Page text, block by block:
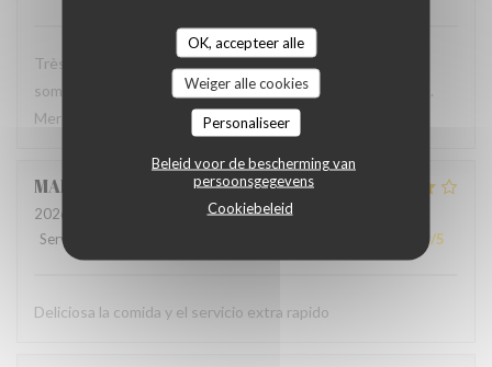
OK, accepteer alle
Weiger alle cookies
Personaliseer
Beleid voor de bescherming van
persoonsgegevens
Cookiebeleid
Très bonne soirée dans cet établissement où nous nous
sommes régalés avec des plats authentiques de Bruxelles.
Merci à l'accueil ainsi qu'au service sans fausse note
MARCELA
2026-05-24
- 19:00 - Gasten 2
Service
4/5
Deliciosa la comida y el servicio extra rapido